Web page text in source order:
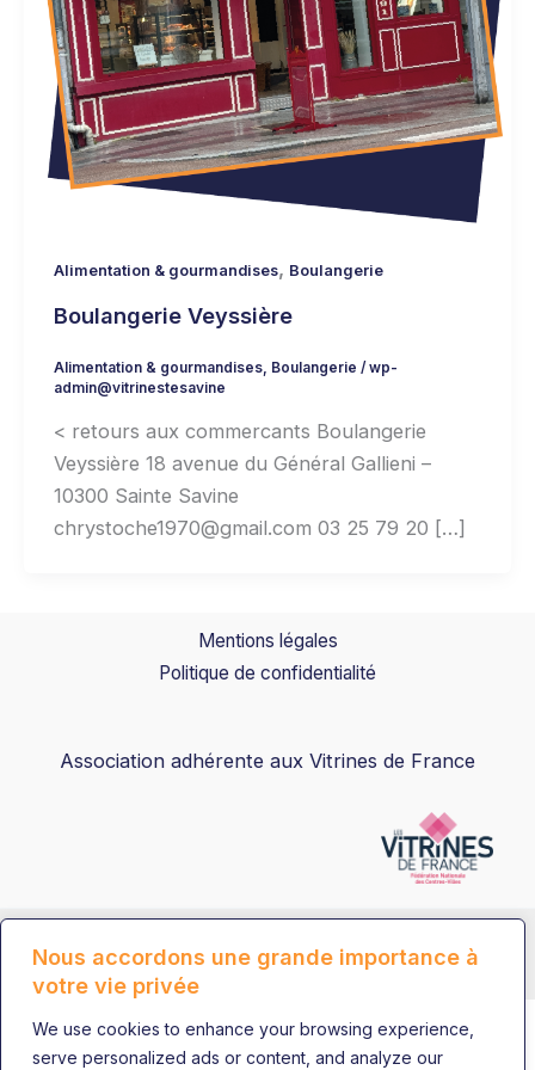
Nous accordons une grande importance à
votre vie privée
We use cookies to enhance your browsing experience,
serve personalized ads or content, and analyze our
Alimentation & gourmandises, Boulangerie
Boulangerie Veyssière
Alimentation & gourmandises, Boulangerie /wp-
admin@vitrinestesavine
< retours aux commercants Boulangerie
Veyssière 18 avenue du Général Gallieni –
10300 Sainte Savine
chrystoche1970@gmail.com 03 25 79 20 […]
Mentions légales
Politique de confidentialité
Association adhérente aux Vitrines de France
| Aux Vitrines de Sainte Savine